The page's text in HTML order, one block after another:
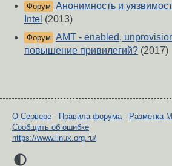
Форум Анонимность и
Intel (2013)
Форум AMT - enabled,
повышение привилегий? (2017)
О Сервере - Правила форума- Разметка
Сообщить об ошибке
https://www.linux.org.ru/